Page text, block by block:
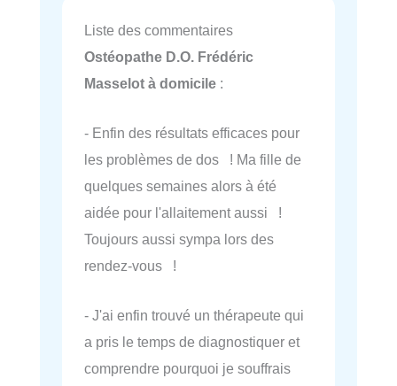
Liste des commentaires
Ostéopathe D.O. Frédéric
Masselot à domicile :
- Enfin des résultats efficaces pour
les problèmes de dos ! Ma fille de
quelques semaines alors à été
aidée pour l'allaitement aussi !
Toujours aussi sympa lors des
rendez-vous !
- J'ai enfin trouvé un thérapeute qui
a pris le temps de diagnostiquer et
comprendre pourquoi je souffrais